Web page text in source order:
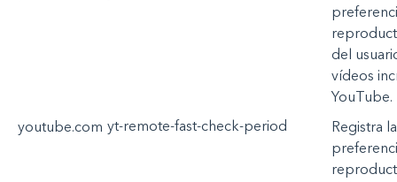
del
vídeos
YouTube.
youtube.com yt-remote-fast-check-period Registra